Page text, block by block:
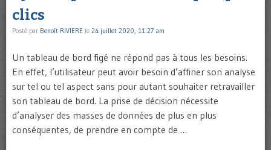
clics
Posté par Benoît RIVIERE le 24 juillet 2020, 11:27 am
Un tableau de bord figé ne répond pas à tous les besoins.
En effet, l’utilisateur peut avoir besoin d’affiner son analyse
sur tel ou tel aspect sans pour autant souhaiter retravailler
son tableau de bord. La prise de décision nécessite
d’analyser des masses de données de plus en plus
conséquentes, de prendre en compte de …